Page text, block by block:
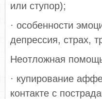
или ступор);
· особенности
депрессия, страх,
Неотложная
· купирование
контакте с